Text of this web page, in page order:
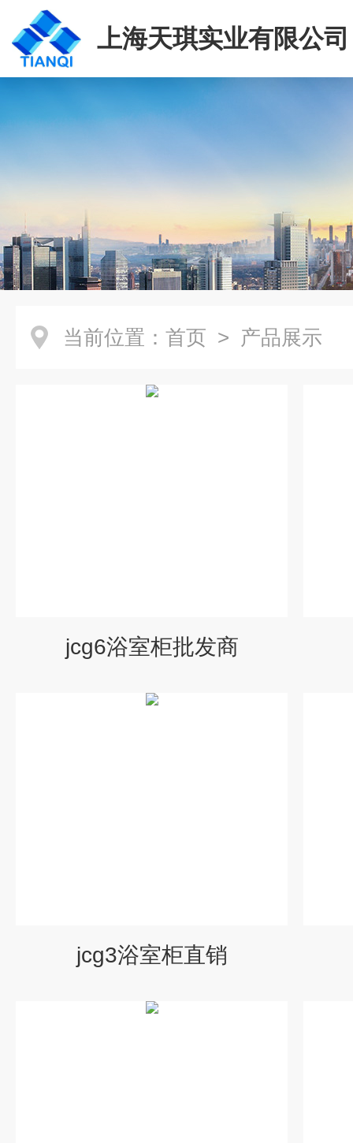
上海天琪实业有限公司
当前位置： 首页 > 产品展示
jcg6浴室柜批发商
jcg3浴室柜直销